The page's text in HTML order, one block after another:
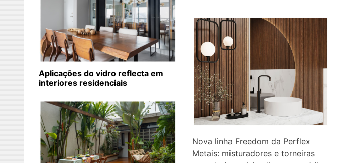
Nova linha Freedom da Perflex
Metais: misturadores e torneiras
Aplicações do vidro reflecta em
interiores residenciais